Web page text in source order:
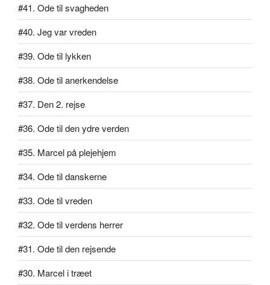
#41. Ode til svagheden
#40. Jeg var vreden
#39. Ode til lykken
#38. Ode til anerkendelse
#37. Den 2. rejse
#36. Ode til den ydre verden
#35. Marcel på plejehjem
#34. Ode til danskerne
#33. Ode til vreden
#32. Ode til verdens herrer
#31. Ode til den rejsende
#30. Marcel i træet